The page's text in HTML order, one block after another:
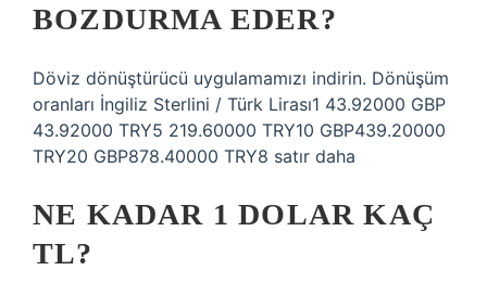
BOZDURMA EDER?
Döviz dönüştürücü uygulamamızı indirin. Dönüşüm
oranları İngiliz Sterlini / Türk Lirası1 43.92000 GBP
43.92000 TRY5 219.60000 TRY10 GBP439.20000
TRY20 GBP878.40000 TRY8 satır daha
NE KADAR 1 DOLAR KAÇ
TL?